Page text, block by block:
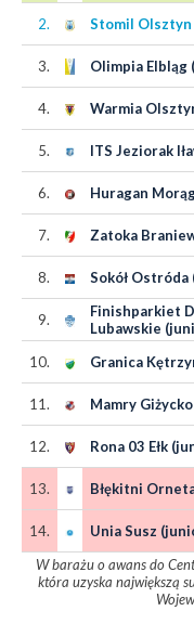
2.
Stomil
3.
Olimpia Elbląg
4.
Warmia
5.
ITS Jeziorak
6.
Huragan
7.
Zatoka
8.
Sokół
9.
Finishparkiet
Lubawskie
10.
Granica
11.
Mamry
12.
Rona 03 Ełk
13.
Błękitni
14.
Unia Susz
W barażu o awans do
która uzyska największą